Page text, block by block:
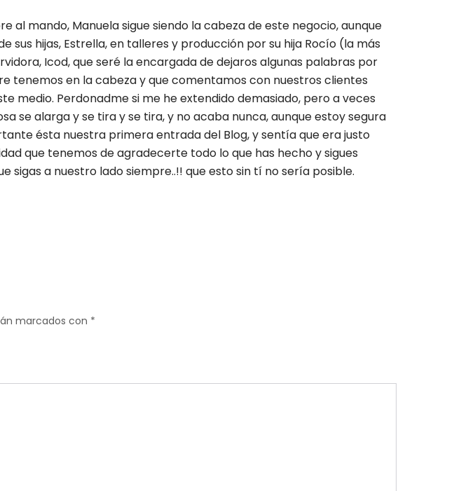
al mando, Manuela sigue siendo la cabeza de este negocio, aunque
hijas, Estrella, en talleres y producción por su hija Rocío (la más
Icod, que seré la encargada de dejaros algunas palabras por
tenemos en la cabeza y que comentamos con nuestros clientes
medio. Perdonadme si me he extendido demasiado, pero a veces
se alarga y se tira y se tira, y no acaba nunca, aunque estoy segura
ésta nuestra primera entrada del Blog, y sentía que era justo
que tenemos de agradecerte todo lo que has hecho y sigues
sigas a nuestro lado siempre..!! que esto sin tí no sería posible.
marcados con *